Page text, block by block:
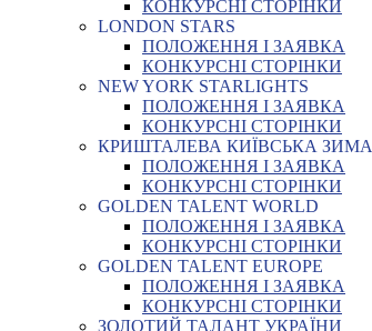
КОНКУРСНІ СТОРІНКИ
LONDON STARS
ПОЛОЖЕННЯ І ЗАЯВКА
КОНКУРСНІ СТОРІНКИ
NEW YORK STARLIGHTS
ПОЛОЖЕННЯ І ЗАЯВКА
КОНКУРСНІ СТОРІНКИ
КРИШТАЛЕВА КИЇВСЬКА ЗИМА
ПОЛОЖЕННЯ І ЗАЯВКА
КОНКУРСНІ СТОРІНКИ
GOLDEN TALENT WORLD
ПОЛОЖЕННЯ І ЗАЯВКА
КОНКУРСНІ СТОРІНКИ
GOLDEN TALENT EUROPE
ПОЛОЖЕННЯ І ЗАЯВКА
КОНКУРСНІ СТОРІНКИ
ЗОЛОТИЙ ТАЛАНТ УКРАЇНИ